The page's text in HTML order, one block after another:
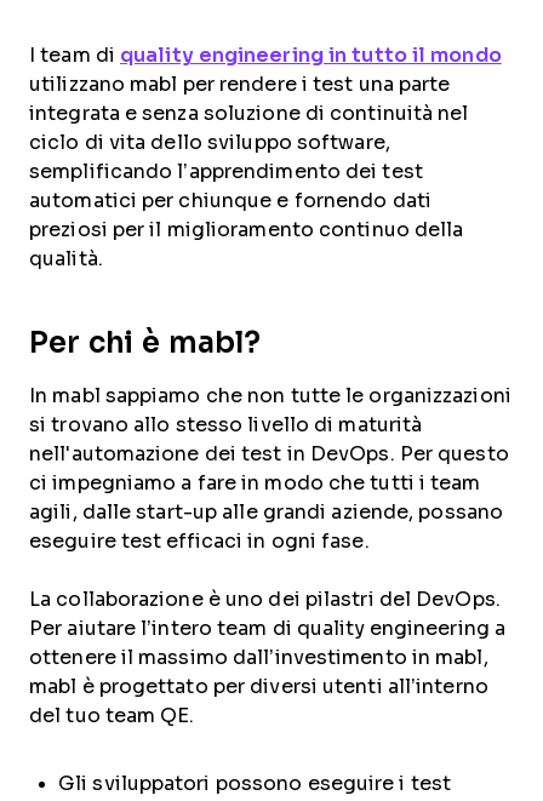
I team di quality engineering in tutto il mondo
utilizzano mabl per rendere i test una parte
integrata e senza soluzione di continuità nel
ciclo di vita dello sviluppo software,
semplificando l’apprendimento dei test
automatici per chiunque e fornendo dati
preziosi per il miglioramento continuo della
qualità.
Per chi è mabl?
In mabl sappiamo che non tutte le organizzazioni
si trovano allo stesso livello di maturità
nell'automazione dei test in DevOps. Per questo
ci impegniamo a fare in modo che tutti i team
agili, dalle start-up alle grandi aziende, possano
eseguire test efficaci in ogni fase.
La collaborazione è uno dei pilastri del DevOps.
Per aiutare l’intero team di quality engineering a
ottenere il massimo dall’investimento in mabl,
mabl è progettato per diversi utenti all’interno
del tuo team QE.
Gli sviluppatori possono eseguire i test